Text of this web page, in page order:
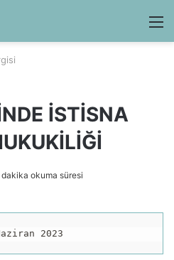
İSTİSNA
dakika okuma süresi
2023